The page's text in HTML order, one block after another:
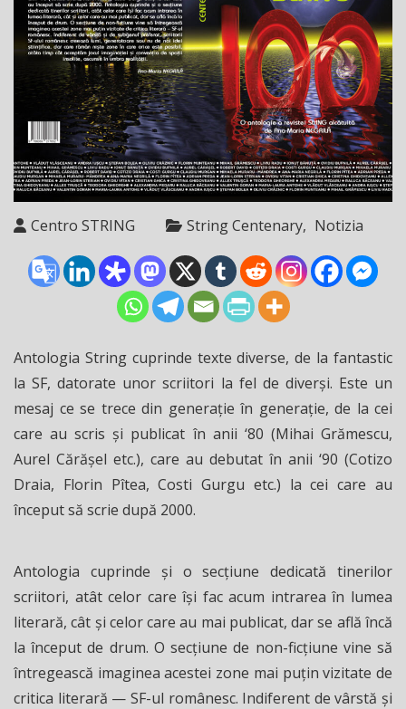
Centro STRING String Centenary Notizia
Antologia String cuprinde texte diverse, de la fantastic
la SF, datorate unor scriitori la fel de diverși. Este un
mesaj ce se trece din generație în generație, de la cei
care au scris și publicat în anii ‘80 (Mihai Grămescu,
Aurel Cărășel etc.), care au debutat în anii ‘90 (Cotizo
Draia, Florin Pîtea, Costi Gurgu etc.) la cei care au
început să scrie după 2000.
Antologia cuprinde și o secțiune dedicată tinerilor
scriitori, atât celor care își fac acum intrarea în lumea
literară, cât și celor care au mai publicat, dar se află încă
la început de drum. O secțiune de non-ficțiune vine să
întregească imaginea acestei zone mai puțin vizitate de
critica literară — SF-ul românesc. Indiferent de vârstă și